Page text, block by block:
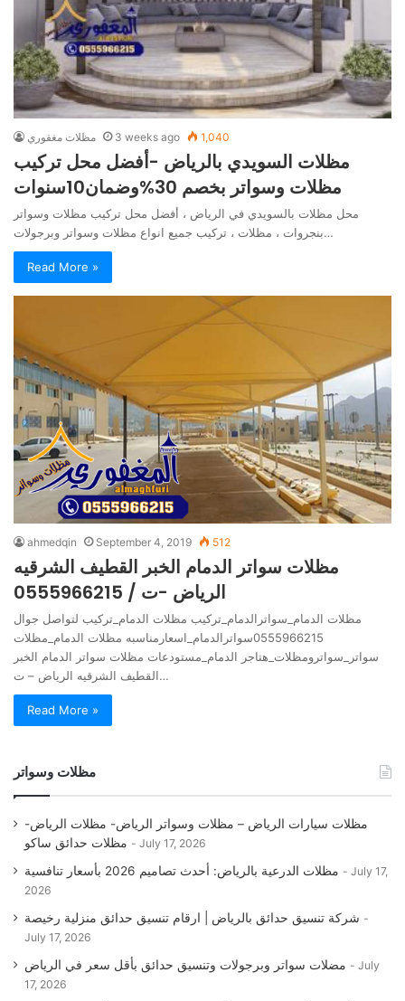
مظلات مغفوري 3 weeks ago 1,040
مظلات السويدي بالرياض -أفضل محل تركيب
مظلات وسواتر بخصم 30%وضمان10سنوات
محل مظلات بالسويدي في الرياض ، أفضل محل تركيب مظلات وسواتر
بنجروات ، مظلات ، تركيب جميع انواع مظلات وسواتر وبرجولات…
Read More »
ahmedqin September 4, 2019 512
مظلات سواتر الدمام الخبر القطيف الشرقيه
الرياض -ت / 0555966215
مظلات الدمام_سواترالدمام_تركيب مظلات الدمام_تركيب لتواصل جوال
0555966215سواترالدمام_اسعارمناسبه مظلات الدمام_مظلات
سواتر_سواترومظلات_هناجر الدمام_مستودعات مظلات سواتر الدمام الخبر
القطيف الشرقيه الرياض – ت…
Read More »
مظلات وسواتر
مظلات سيارات الرياض – مظلات وسواتر الرياض- مظلات الرياض-
مظلات حدائق ساكو
July 17, 2026
مظلات الدرعية بالرياض: أحدث تصاميم 2026 بأسعار تنافسية
July 17,
2026
شركة تنسيق حدائق بالرياض | ارقام تنسيق حدائق منزلية رخيصة
July 17, 2026
مضلات سواتر وبرجولات وتنسيق حدائق بأقل سعر في الرياض
July
17, 2026